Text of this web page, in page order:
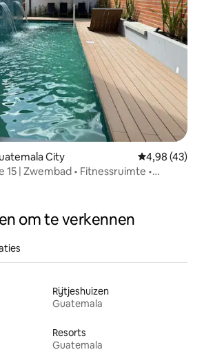
City Gemiddelde
4,98 (43)
| Zwembad • Fitnessruimte •
om te verkennen
Rijtjeshuizen
Guatemala
Resorts
Guatemala